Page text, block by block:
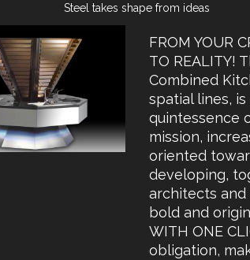
Steel takes shape from ideas
FROM YOUR
TO REALITY!
Combined
spatial lines,
quintessence
mission,
oriented
developing,
architects and
bold and
WITH ONE
obligation,